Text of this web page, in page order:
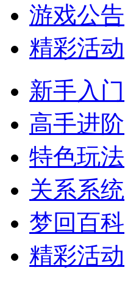
游戏公告
精彩活动
新手入门
高手进阶
特色玩法
关系系统
梦回百科
精彩活动